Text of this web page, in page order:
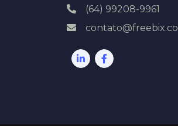
(64) 99208-9961